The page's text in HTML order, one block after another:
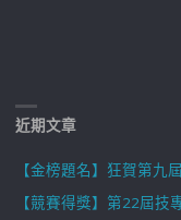
近期文章
【金榜題名】狂賀第九
【競賽得獎】第22屆